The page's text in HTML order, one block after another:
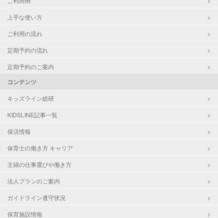
上手な使い方
ご利用の流れ
定期予約の流れ
定期予約のご案内
コンテンツ
キッズライン総研
KIDSLINE記事一覧
保活情報
保育士の働き方 キャリア
主婦の仕事選びや働き方
法人プランのご案内
ガイドライン遵守状況
保育施設情報